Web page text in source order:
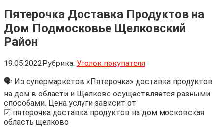
Пятерочка Доставка Продуктов на
Дом Подмосковье Щелковский
Район
19.05.2022Рубрика: Уголок покупателя
🗣 Из супермаркетов «Пятерочка» доставка продуктов
на дом в области и Щелково осуществляется разными
способами. Цена услуги зависит от
☑ пятерочка доставка продуктов на дом московская
область щелково